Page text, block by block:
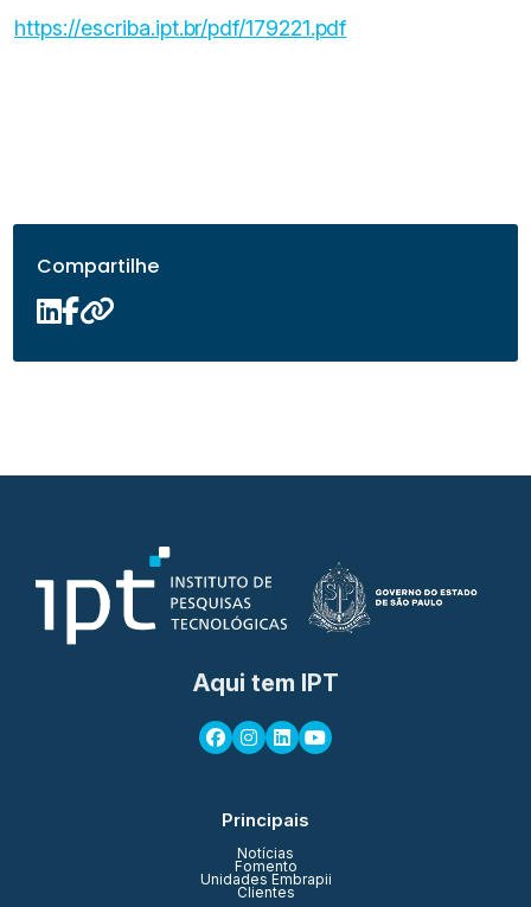
https://escriba.ipt.br/pdf/179221.pdf
Compartilhe
Aqui tem IPT
Principais
Notícias
Fomento
Unidades Embrapii
Clientes